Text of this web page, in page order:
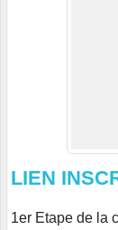
LIEN
1er Etape de la